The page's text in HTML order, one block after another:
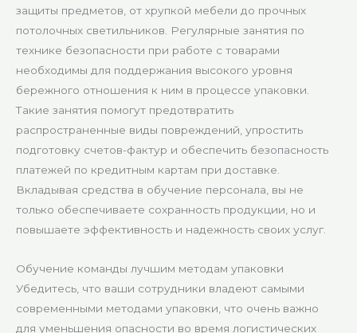
защиты предметов, от хрупкой мебели до прочных
потолочных светильников. Регулярные занятия по
технике безопасности при работе с товарами
необходимы для поддержания высокого уровня
бережного отношения к ним в процессе упаковки.
Такие занятия помогут предотвратить
распространенные виды повреждений, упростить
подготовку счетов-фактур и обеспечить безопасность
платежей по кредитным картам при доставке.
Вкладывая средства в обучение персонала, вы не
только обеспечиваете сохранность продукции, но и
повышаете эффективность и надежность своих услуг.
Обучение команды лучшим методам упаковки
Убедитесь, что ваши сотрудники владеют самыми
современными методами упаковки, что очень важно
для уменьшения опасности во время логистических